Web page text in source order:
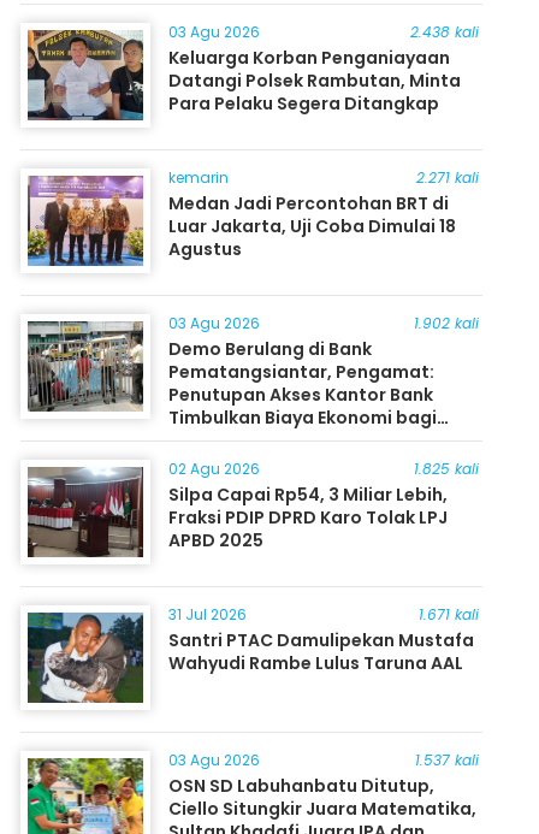
03 Agu 2026 2.438 kali
Keluarga Korban Penganiayaan
Datangi Polsek Rambutan, Minta
Para Pelaku Segera Ditangkap
kemarin 2.271 kali
Medan Jadi Percontohan BRT di
Luar Jakarta, Uji Coba Dimulai 18
Agustus
03 Agu 2026 1.902 kali
Demo Berulang di Bank
Pematangsiantar, Pengamat:
Penutupan Akses Kantor Bank
Timbulkan Biaya Ekonomi bagi
Masyarakat
02 Agu 2026 1.825 kali
Silpa Capai Rp54, 3 Miliar Lebih,
Fraksi PDIP DPRD Karo Tolak LPJ
APBD 2025
31 Jul 2026 1.671 kali
Santri PTAC Damulipekan Mustafa
Wahyudi Rambe Lulus Taruna AAL
03 Agu 2026 1.537 kali
OSN SD Labuhanbatu Ditutup,
Ciello Situngkir Juara Matematika,